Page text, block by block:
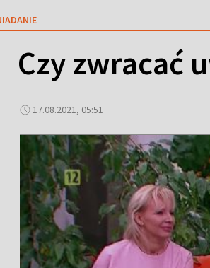
Czy zwracać
17.08.2021, 05:51